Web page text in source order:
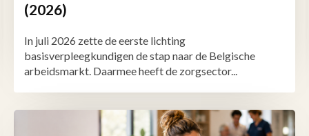
(2026)
In juli 2026 zette de eerste lichting
basisverpleegkundigen de stap naar de Belgische
arbeidsmarkt. Daarmee heeft de zorgsector...